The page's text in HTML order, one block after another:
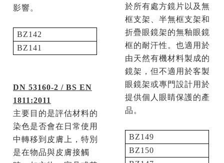
影響。
BZ142
BZ141
DN 53160-2 / BS EN
1811:2011
主要目的是評估材料的
染色是否會在日常使用
中轉移到皮膚上，特別
是在物品與皮膚接觸
於所有處方鏡片以及無
框支架、半無框支架和
折疊眼鏡架的無釉眼鏡
框的耐汗性。 也適用於
由天然有機材料製成的
鏡架，但不適用於客製
眼鏡架或專門設計用於
提供個人眼睛保護的產
品。
BZ149
BZ150